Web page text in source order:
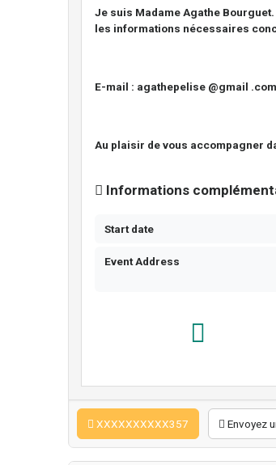
Je suis Madame Agathe
les informations nécessaires
E-mail : agathepelise @gmail .com
Au plaisir de vous accompagner
Informations
Start date
Event Address
XXXXXXXXXX357 Envoyez